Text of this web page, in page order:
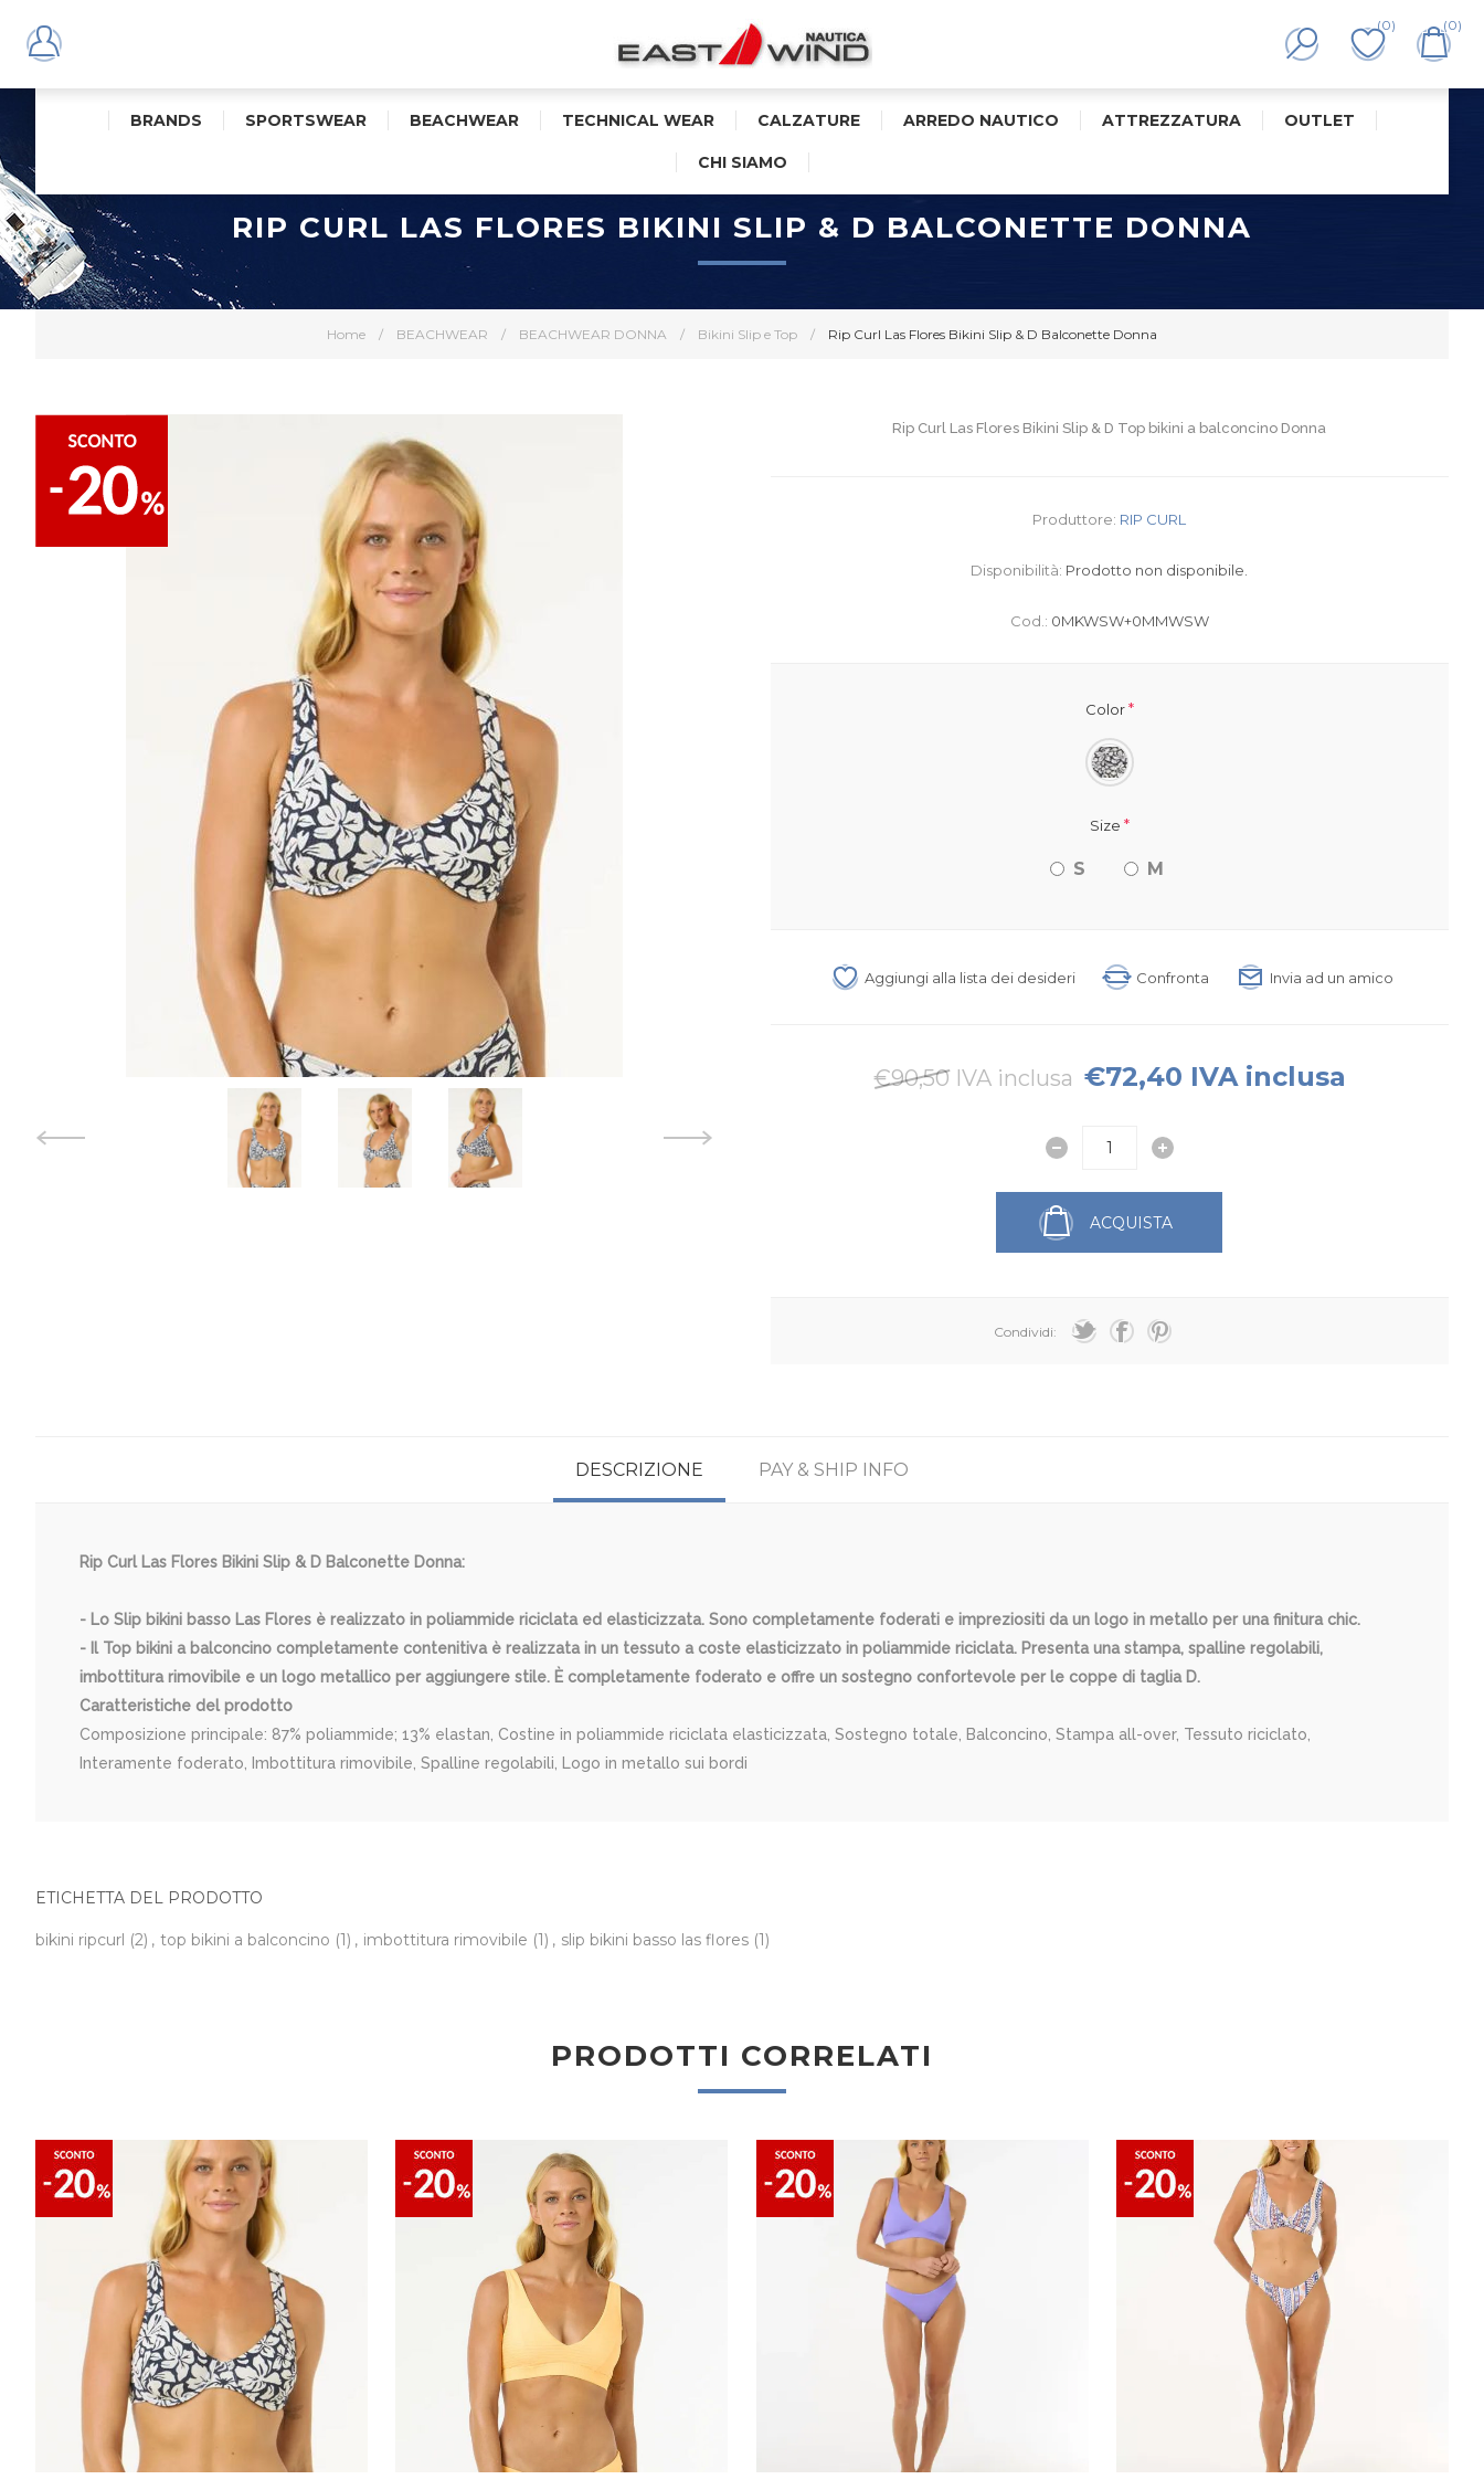
(0) (0)
BRANDS SPORTSWEAR BEACHWEAR TECHNICAL WEAR CALZATURE ARREDO NAUTICO ATTREZZATURA OUTLET
CHI SIAMO
Home / BEACHWEAR / BEACHWEAR DONNA / Bikini Slip e Top / Rip Curl Las Flores Bikini Slip & D Balconette Donna
RIP CURL LAS FLORES BIKINI SLIP & D BALCONETTE DONNA
Rip Curl Las Flores Bikini Slip & D Top bikini a balconcino Donna
Produttore: RIP CURL
Disponibilità: Prodotto non disponibile.
Cod.: 0MKWSW+0MMWSW
Color*
Size *
S M
Aggiungi alla lista dei desideri Confronta Invia ad un amico
€90,50 IVA inclusa €72,40 IVA inclusa
ACQUISTA
Condividi:
DESCRIZIONE PAY & SHIP INFO
Rip Curl Las Flores Bikini Slip & D Balconette Donna:
- Lo Slip bikini basso Las Flores è realizzato in poliammide riciclata ed elasticizzata. Sono completamente foderati e impreziositi da un logo in metallo per una finitura chic.
- Il Top bikini a balconcino completamente contenitiva è realizzata in un tessuto a coste elasticizzato in poliammide riciclata. Presenta una stampa, spalline regolabili,
imbottitura rimovibile e un logo metallico per aggiungere stile. È completamente foderato e offre un sostegno confortevole per le coppe di taglia D.
Caratteristiche del prodotto
Composizione principale: 87% poliammide; 13% elastan, Costine in poliammide riciclata elasticizzata, Sostegno totale, Balconcino, Stampa all-over, Tessuto riciclato,
Interamente foderato, Imbottitura rimovibile, Spalline regolabili, Logo in metallo sui bordi
ETICHETTA DEL PRODOTTO
bikini ripcurl (2) , top bikini a balconcino (1) , imbottitura rimovibile (1) , slip bikini basso las flores (1)
PRODOTTI CORRELATI